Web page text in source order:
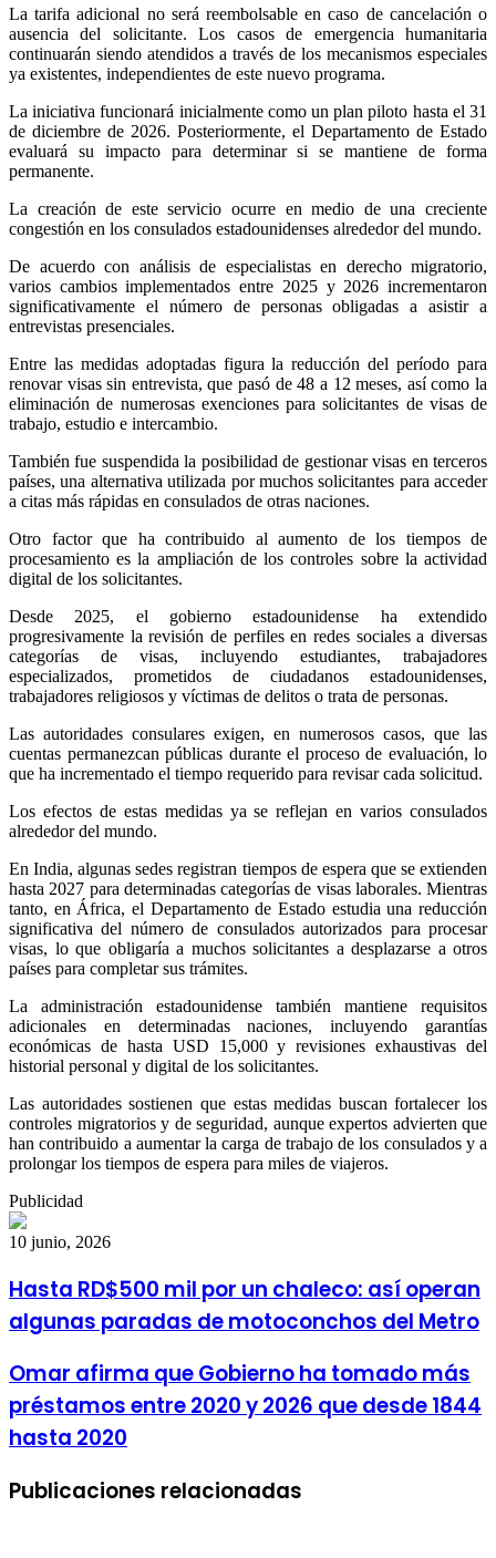
La tarifa adicional no será reembolsable en caso de cancelación o
ausencia del solicitante. Los casos de emergencia humanitaria
continuarán siendo atendidos a través de los mecanismos especiales
ya existentes, independientes de este nuevo programa.
La iniciativa funcionará inicialmente como un plan piloto hasta el 31
de diciembre de 2026. Posteriormente, el Departamento de Estado
evaluará su impacto para determinar si se mantiene de forma
permanente.
La creación de este servicio ocurre en medio de una creciente
congestión en los consulados estadounidenses alrededor del mundo.
De acuerdo con análisis de especialistas en derecho migratorio,
varios cambios implementados entre 2025 y 2026 incrementaron
significativamente el número de personas obligadas a asistir a
entrevistas presenciales.
Entre las medidas adoptadas figura la reducción del período para
renovar visas sin entrevista, que pasó de 48 a 12 meses, así como la
eliminación de numerosas exenciones para solicitantes de visas de
trabajo, estudio e intercambio.
También fue suspendida la posibilidad de gestionar visas en terceros
países, una alternativa utilizada por muchos solicitantes para acceder
a citas más rápidas en consulados de otras naciones.
Otro factor que ha contribuido al aumento de los tiempos de
procesamiento es la ampliación de los controles sobre la actividad
digital de los solicitantes.
Desde 2025, el gobierno estadounidense ha extendido
progresivamente la revisión de perfiles en redes sociales a diversas
categorías de visas, incluyendo estudiantes, trabajadores
especializados, prometidos de ciudadanos estadounidenses,
trabajadores religiosos y víctimas de delitos o trata de personas.
Las autoridades consulares exigen, en numerosos casos, que las
cuentas permanezcan públicas durante el proceso de evaluación, lo
que ha incrementado el tiempo requerido para revisar cada solicitud.
Los efectos de estas medidas ya se reflejan en varios consulados
alrededor del mundo.
En India, algunas sedes registran tiempos de espera que se extienden
hasta 2027 para determinadas categorías de visas laborales. Mientras
tanto, en África, el Departamento de Estado estudia una reducción
significativa del número de consulados autorizados para procesar
visas, lo que obligaría a muchos solicitantes a desplazarse a otros
países para completar sus trámites.
La administración estadounidense también mantiene requisitos
adicionales en determinadas naciones, incluyendo garantías
económicas de hasta USD 15,000 y revisiones exhaustivas del
historial personal y digital de los solicitantes.
Las autoridades sostienen que estas medidas buscan fortalecer los
controles migratorios y de seguridad, aunque expertos advierten que
han contribuido a aumentar la carga de trabajo de los consulados y a
prolongar los tiempos de espera para miles de viajeros.
Publicidad
10 junio, 2026
Hasta
RD$500
mil
un
chaleco:
así
operan
algunas
de
motoconchos
Hasta RD$500 mil por un chaleco: así operan
algunas paradas de motoconchos del Metro
Omar
afirma
que
Gobierno
ha
más
Omar afirma que Gobierno ha tomado más
préstamos entre 2020 y 2026 que desde 1844
hasta 2020
Publicaciones relacionadas